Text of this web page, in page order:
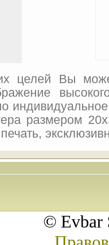
целей Вы
размером
© Evbar